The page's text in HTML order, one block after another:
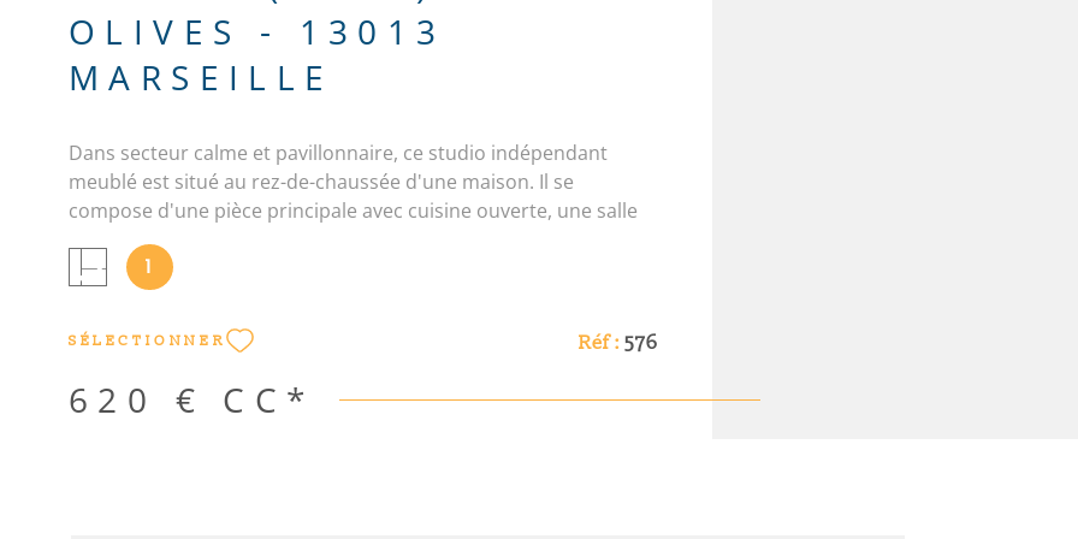
OLIVES - 13013
MARSEILLE
Dans secteur calme et pavillonnaire, ce studio indépendant
meublé est situé au rez-de-chaussée d'une maison. Il se
compose d'une pièce principale avec cuisine ouverte, une salle
d'eau avec WC et une terrasse au droit du studio.
1
SÉLECTIONNER Réf : 576
620 € CC*